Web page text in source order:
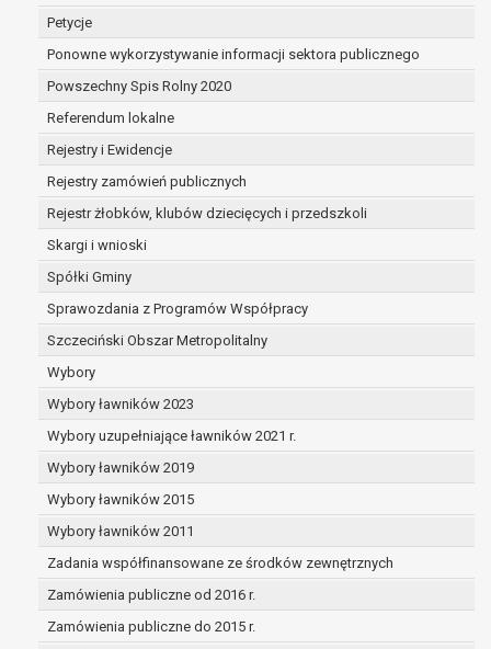
Petycje
Ponowne wykorzystywanie informacji sektora publicznego
Powszechny Spis Rolny 2020
Referendum lokalne
Rejestry i Ewidencje
Rejestry zamówień publicznych
Rejestr żłobków, klubów dziecięcych i przedszkoli
Skargi i wnioski
Spółki Gminy
Sprawozdania z Programów Współpracy
Szczeciński Obszar Metropolitalny
Wybory
Wybory ławników 2023
Wybory uzupełniające ławników 2021 r.
Wybory ławników 2019
Wybory ławników 2015
Wybory ławników 2011
Zadania współfinansowane ze środków zewnętrznych
Zamówienia publiczne od 2016 r.
Zamówienia publiczne do 2015 r.
dane są nieprawidłowe lub
niekompletne;
prawo do żądania usunięcia danych
osobowych (tzw. prawo do bycia
zapomnianym) na podstawie art. 17 RODO,
w przypadku gdy:
dane nie są już niezbędne do celów,
dla których były zebrane lub w inny
sposób przetwarzane,
osoba, której dane dotyczą, wniosła
osoba, której dane dotyczą wycofała
zgodę na przetwarzanie danych
osobowych, która jest podstawą
podstawy prawnej przetwarzania
danych,
dane osobowe przetwarzane są
niezgodnie z prawem,
dane osobowe muszą być usunięte w
celu wywiązania się z obowiązku
wynikającego z przepisów prawa;
prawo do żądania ograniczenia
przetwarzania danych osobowych na
podstawie art. 18 RODO, w przypadku gdy:
osoba, której dane dotyczą